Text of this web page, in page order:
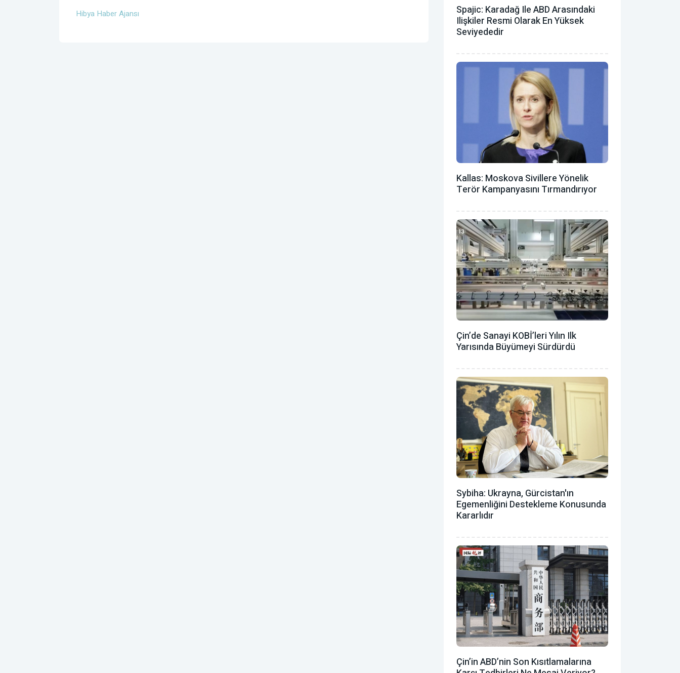
Hibya Haber Ajansı
Spajic: Karadağ Ile ABD Arasındaki
Ilişkiler Resmi Olarak En Yüksek
Seviyededir
Kallas: Moskova Sivillere Yönelik
Terör Kampanyasını Tırmandırıyor
Çin’de Sanayi KOBİ’leri Yılın Ilk
Yarısında Büyümeyi Sürdürdü
Sybiha: Ukrayna, Gürcistan'ın
Egemenliğini Destekleme Konusunda
Kararlıdır
Çin’in ABD’nin Son Kısıtlamalarına